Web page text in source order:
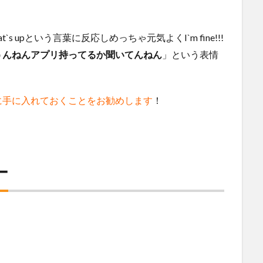
upという言葉に反応しめっちゃ元気よくI`m fine!!!
ねんアプリ持ってるか聞いてんねん 」という表情
に入れておくことをお勧めします ！